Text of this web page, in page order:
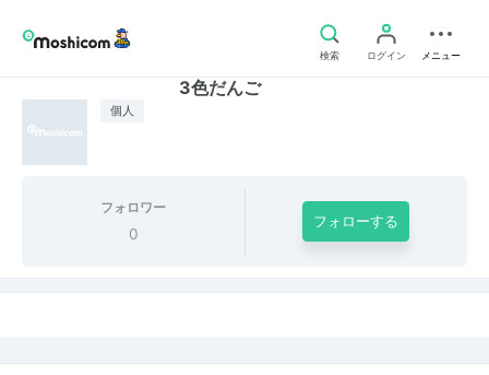
検索 ログイン メニュー
個人
3色だんご
フォロワー
0
フォローする